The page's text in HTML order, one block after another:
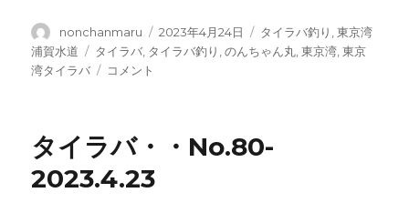
投
稿
者
nonchanmaru
投
稿
2023年4月24日
カ
テ
タイラバ釣り ,東京湾
浦賀水道
タ
グ
タイラバ, タイラバ釣り ,のんちゃん丸,東京湾,東京
湾タイラバ
タ
No.81-
に
コメント
タイラバ・・No.80-
2023.4.23